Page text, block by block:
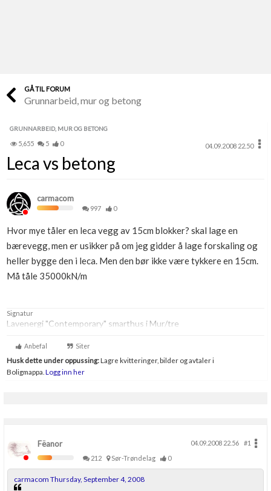
Finn håndverkere
Papirer som mangler
Skaff dokumentasjon som mangler
Kundeservice
Få svar på det du lurer på
Kom i gang med Boligmappa
Se din bolig? Klikk her
GÅ TIL FORUM
Grunnarbeid, mur og betong
GRUNNARBEID, MUR OG BETONG
5,655 5 0 04.09.2008 22.50
Leca vs betong
carmacom
997 0
Hvor mye tåler en leca vegg av 15cm blokker? skal lage en
bærevegg, men er usikker på om jeg gidder å lage forskaling og
heller bygge den i leca. Men den bør ikke være tykkere en 15cm.
Må tåle 35000kN/m
Signatur
Lavenergi "Contemporary" smarthus i Mur/tre
Anbefal Siter
Husk dette under oppussing:Lagre kvitteringer, bilder og avtaler i
Boligmappa. Logg inn her
Fëanor 04.09.2008 22.56
#1
212
Sør-Trøndelag 0
carmacom Thursday, September 4, 2008